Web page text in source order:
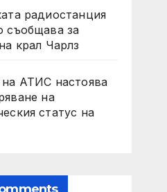
радиостанция
съобщава за
крал Чарлз
АТИС настоява
на
статус на